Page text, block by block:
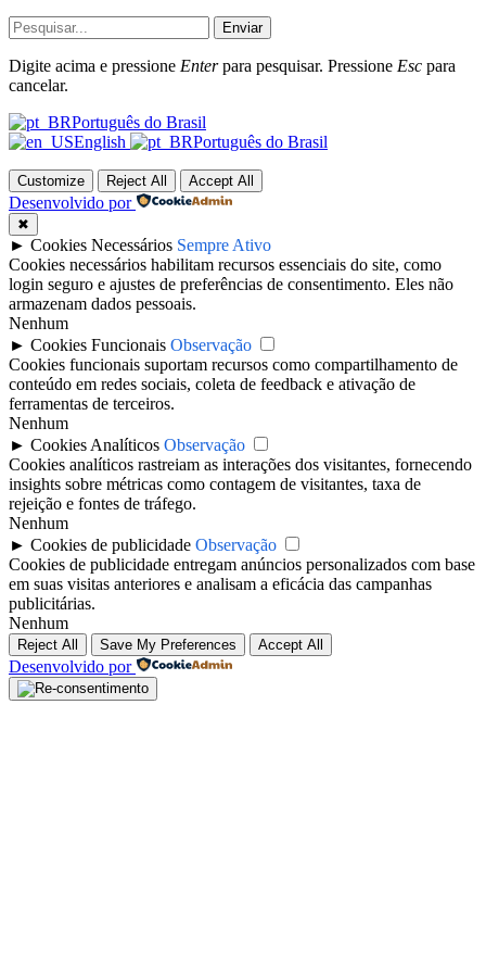
Enviar
Digite acima e pressione Enterpara pesquisar. Pressione Esc para
cancelar.
Português do Brasil
English
Português do Brasil
Customize Reject All Accept All
Desenvolvido por
✖
► Cookies Necessários Sempre Ativo
Cookies necessários habilitam recursos essenciais do site, como
login seguro e ajustes de preferências de consentimento. Eles não
armazenam dados pessoais.
Nenhum
► Cookies Funcionais Observação
Cookies funcionais suportam recursos como compartilhamento de
conteúdo em redes sociais, coleta de feedback e ativação de
ferramentas de terceiros.
Nenhum
► Cookies Analíticos Observação
Cookies analíticos rastreiam as interações dos visitantes, fornecendo
insights sobre métricas como contagem de visitantes, taxa de
rejeição e fontes de tráfego.
Nenhum
► Cookies de publicidade Observação
Cookies de publicidade entregam anúncios personalizados com base
em suas visitas anteriores e analisam a eficácia das campanhas
publicitárias.
Nenhum
Reject All Save My Preferences Accept All
Desenvolvido por